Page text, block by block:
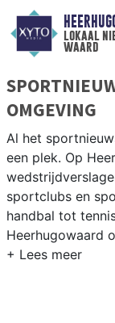
lokaal
waard
OMGEVING
Al het
een plek. Op
sportclubs en
handbal tot
Heerhugowaard